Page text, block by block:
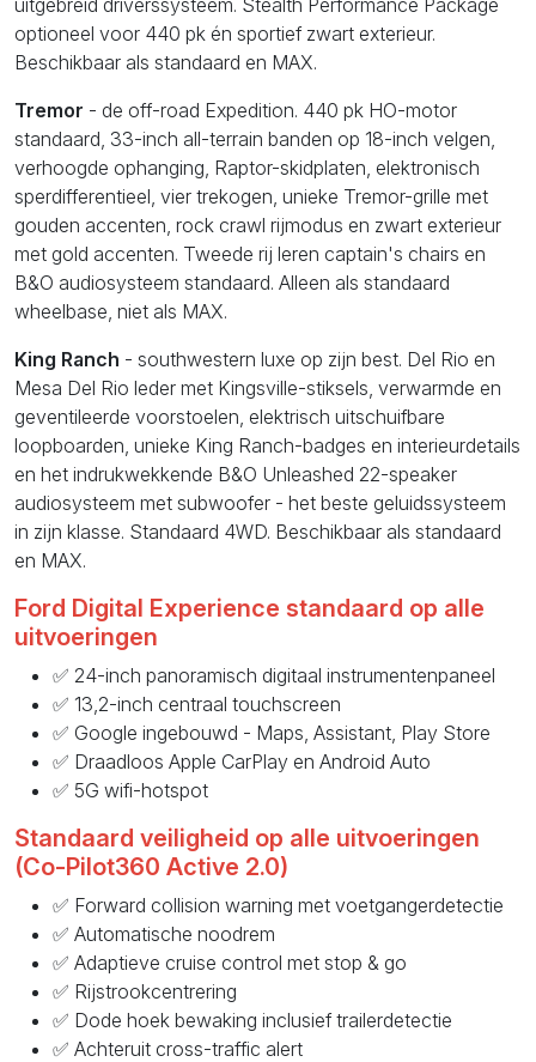
uitgebreid driverssysteem. Stealth Performance Package
optioneel voor 440 pk én sportief zwart exterieur.
Beschikbaar als standaard en MAX.
Tremor - de off-road Expedition. 440 pk HO-motor
standaard, 33-inch all-terrain banden op 18-inch velgen,
verhoogde ophanging, Raptor-skidplaten, elektronisch
sperdifferentieel, vier trekogen, unieke Tremor-grille met
gouden accenten, rock crawl rijmodus en zwart exterieur
met gold accenten. Tweede rij leren captain's chairs en
B&O audiosysteem standaard. Alleen als standaard
wheelbase, niet als MAX.
King Ranch - southwestern luxe op zijn best. Del Rio en
Mesa Del Rio leder met Kingsville-stiksels, verwarmde en
geventileerde voorstoelen, elektrisch uitschuifbare
loopboarden, unieke King Ranch-badges en interieurdetails
en het indrukwekkende B&O Unleashed 22-speaker
audiosysteem met subwoofer - het beste geluidssysteem
in zijn klasse. Standaard 4WD. Beschikbaar als standaard
en MAX.
Ford Digital Experience standaard op alle
uitvoeringen
✅ 24-inch panoramisch digitaal instrumentenpaneel
✅ 13,2-inch centraal touchscreen
✅ Google ingebouwd - Maps, Assistant, Play Store
✅ Draadloos Apple CarPlay en Android Auto
✅ 5G wifi-hotspot
Standaard veiligheid op alle uitvoeringen
(Co-Pilot360 Active 2.0)
✅ Forward collision warning met voetgangerdetectie
✅ Automatische noodrem
✅ Adaptieve cruise control met stop & go
✅ Rijstrookcentrering
✅ Dode hoek bewaking inclusief trailerdetectie
✅ Achteruit cross-traffic alert